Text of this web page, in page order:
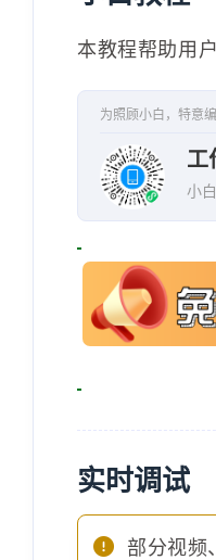
本教程帮助用
为照顾小白，特意
工
小
实时调试
部分视频